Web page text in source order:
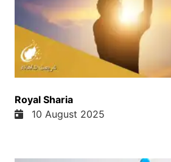
Royal Sharia
10 August 2025